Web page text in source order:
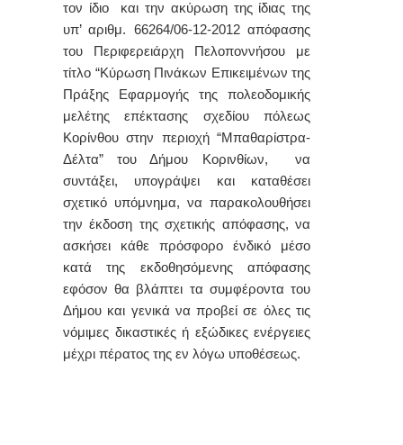
τον ίδιο και την ακύρωση της ίδιας της
υπ’ αριθμ. 66264/06-12-2012 απόφασης
του Περιφερειάρχη Πελοποννήσου με
τίτλο “Κύρωση Πινάκων Επικειμένων της
Πράξης Εφαρμογής της πολεοδομικής
μελέτης επέκτασης σχεδίου πόλεως
Κορίνθου στην περιοχή “Μπαθαρίστρα-
Δέλτα” του Δήμου Κορινθίων, να
συντάξει, υπογράψει και καταθέσει
σχετικό υπόμνημα, να παρακολουθήσει
την έκδοση της σχετικής απόφασης, να
ασκήσει κάθε πρόσφορο ένδικό μέσο
κατά της εκδοθησόμενης απόφασης
εφόσον θα βλάπτει τα συμφέροντα του
Δήμου και γενικά να προβεί σε όλες τις
νόμιμες δικαστικές ή εξώδικες ενέργειες
μέχρι πέρατος της εν λόγω υποθέσεως.